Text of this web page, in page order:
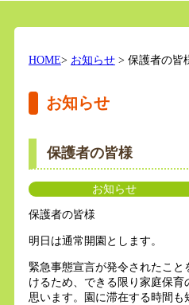
HOME> お知らせ> 保護者の皆
お知らせ
保護者の皆様
お知らせ
保護者の皆様
明日は通常開園とします。
緊急事態宣言が発令されたこと
けるため、できる限り家庭保育
思います。園に滞在する時間